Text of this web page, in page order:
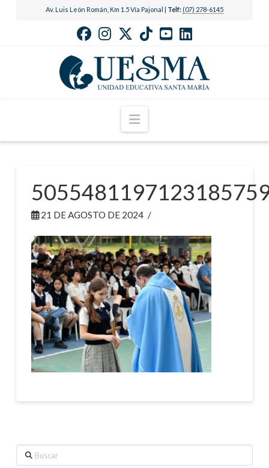
Av. Luis León Román, Km 1.5 Vía Pajonal | Telf: (07) 278-6145
Navigation
21 DE AGOSTO DE 2024
Buscar